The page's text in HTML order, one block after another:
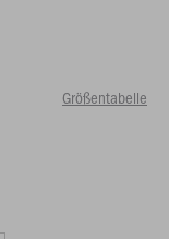
Größentabelle